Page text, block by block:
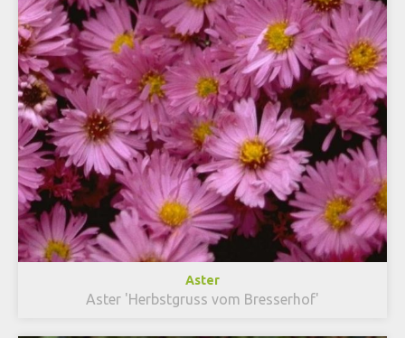
Aster
Aster 'Herbstgruss vom Bresserhof'